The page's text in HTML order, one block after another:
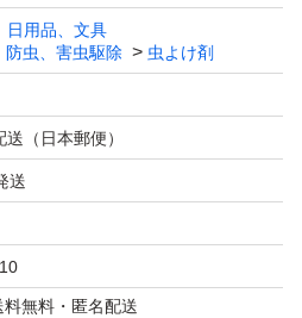
゜ .。.:*・゜ .。.:*・゜
す
りに
ございます!!
日用品、文具
防虫、害虫駆除
虫よけ剤
（日本郵便）
送
無料・匿名配送